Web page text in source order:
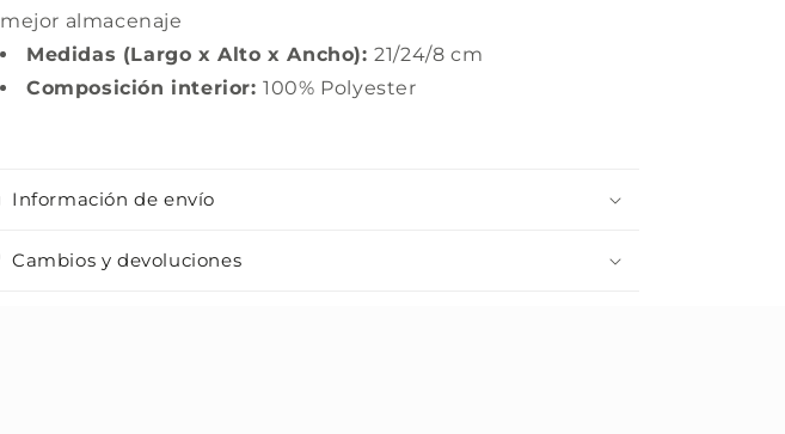
mejor almacenaje
Medidas (Largo x Alto x Ancho):21/24/8 cm
Composición interior:100% Polyester
Información de envío
Cambios y devoluciones